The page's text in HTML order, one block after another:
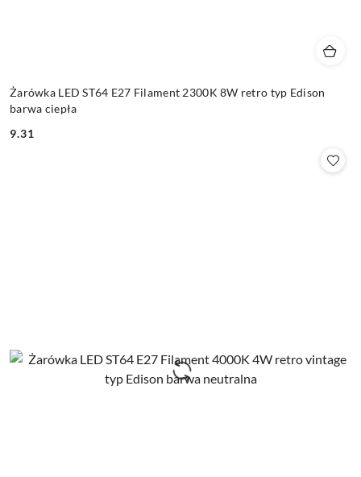
Żarówka LED ST64 E27 Filament 2300K 8W retro typ Edison
barwa ciepła
Cena:
9.31